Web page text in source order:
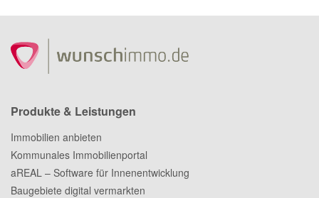
Produkte & Leistungen
Immobilien anbieten
Kommunales Immobilienportal
aREAL – Software für Innenentwicklung
Baugebiete digital vermarkten